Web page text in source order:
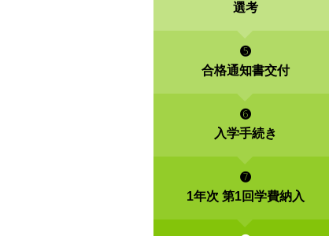
選考
➎
合格通知書交付
➏
入学手続き
➐
1年次 第1回学費納入